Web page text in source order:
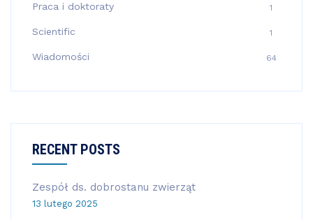
Praca i doktoraty 1
Scientific 1
Wiadomości 64
RECENT POSTS
Zespół ds. dobrostanu zwierząt
13 lutego 2025